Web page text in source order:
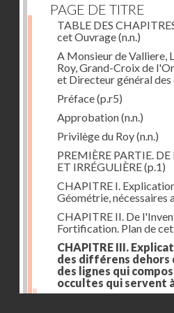
PAGE DE TITRE
TABLE DES
cet Ouvrage(n.n.)
A Monsieur de Valliere,
Roy, Grand-Croix de
et Directeur général
Préface(p.r5)
Approbation(n.n.)
Privilège du Roy(n.n.)
PREMIÈRE PARTIE.
ET IRRÉGULIÈRE(p.1)
CHAPITRE I.
Géométrie, nécessaires
CHAPITRE II. De
Fortification. Plan de
CHAPITRE III.
des différens dehors
des lignes qui
occultes qui servent
Des lignes & des